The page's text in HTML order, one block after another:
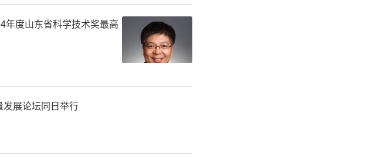
治理服务格局，再
效协同、工作整体
焦统筹集约、高效
对当前数字治理存
平台滥用、应用场
年度山东省科学技术奖最高
展论坛同日举行